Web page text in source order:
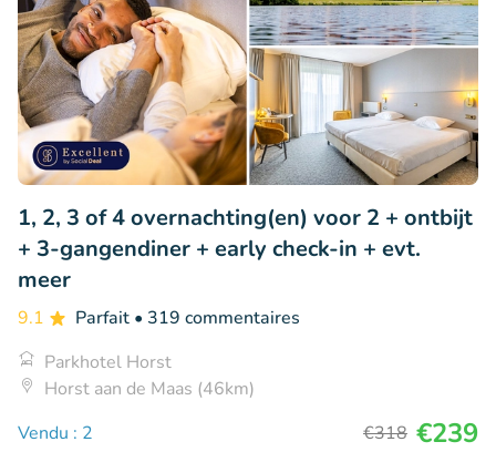
1, 2, 3 of 4 overnachting(en) voor 2 + ontbijt
+ 3-gangendiner + early check-in + evt.
meer
9.1 Parfait • 319 commentaires
Parkhotel Horst
Horst aan de Maas (46km)
Vendu : 2
€318 €239